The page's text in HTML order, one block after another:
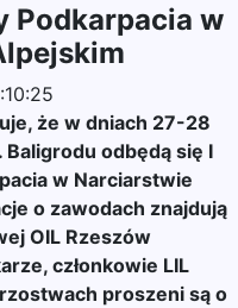
Podkarpacia w
że w dniach 27-28
odbędą się I
w Narciarstwie
o zawodach znajdują
OIL Rzeszów
członkowie LIL
proszeni są o